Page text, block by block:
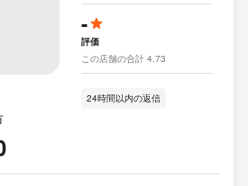
-
評価
この店舗の合計 4.73
24時間以内の返信